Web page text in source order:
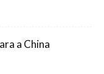
a China